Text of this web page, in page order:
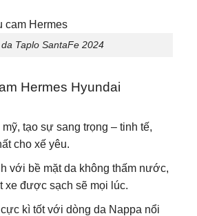
Taplo SantaFe 2024
Hermes Hyundai
tạo sự sang trọng – tinh tế,
cho xế yêu.
với bề mặt da không thấm nước,
xe được sạch sẽ mọi lúc.
kì tốt với dòng da Nappa nổi